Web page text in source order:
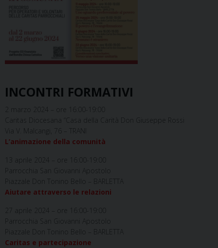
INCONTRI FORMATIVI
2 marzo 2024 – ore 16:00-19:00
Caritas Diocesana “Casa della Carità Don Giuseppe Rossi
Via V. Malcangi, 76 – TRANI
L’animazione della comunità
13 aprile 2024 – ore 16:00-19:00
Parrocchia San Giovanni Apostolo
Piazzale Don Tonino Bello – BARLETTA
Aiutare attraverso le relazioni
27 aprile 2024 – ore 16:00-19:00
Parrocchia San Giovanni Apostolo
Piazzale Don Tonino Bello – BARLETTA
Caritas e partecipazione